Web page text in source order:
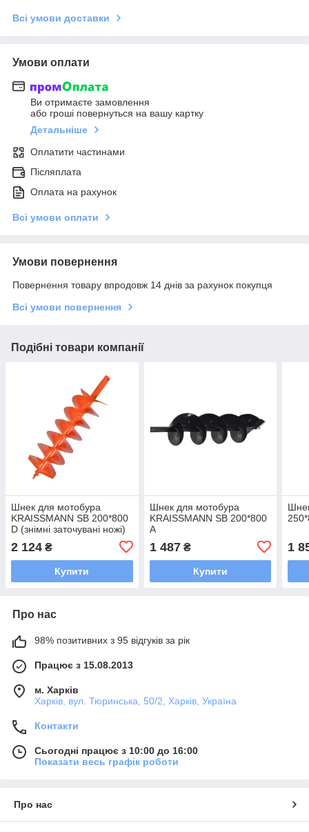
Всі умови доставки
Умови оплати
Ви отримаєте замовлення
або гроші повернуться на вашу картку
Детальніше
Оплатити частинами
Післяплата
Оплата на рахунок
Всі умови оплати
Умови повернення
Повернення товару впродовж 14 днів за рахунок покупця
Всі умови повернення
Подібні товари компанії
Шнек для мотобура
KRAISSMANN SB 200*800
D (знімні заточувані ножі)
2 124 ₴
Купити
Шнек для мотобура
KRAISSMANN SB 200*800
A
1 487₴
Купити
1
Про нас
98% позитивних з 95 відгуків за рік
Працює з 15.08.2013
м. Харків
Харків, вул. Тюринська, 50/2, Харків, Україна
Контакти
Сьогодні працює з 10:00 до 16:00
Показати весь графік роботи
Про нас